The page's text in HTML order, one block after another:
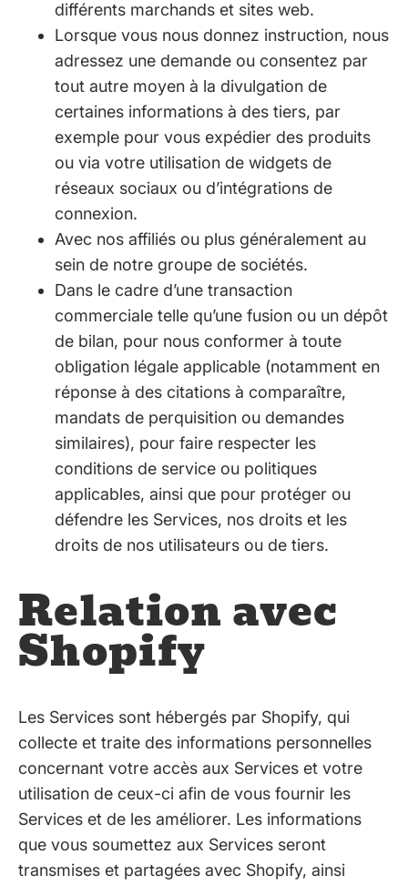
différents marchands et sites web.
Lorsque vous nous donnez instruction, nous
adressez une demande ou consentez par
tout autre moyen à la divulgation de
certaines informations à des tiers, par
exemple pour vous expédier des produits
ou via votre utilisation de widgets de
réseaux sociaux ou d’intégrations de
connexion.
Avec nos affiliés ou plus généralement au
sein de notre groupe de sociétés.
Dans le cadre d’une transaction
commerciale telle qu’une fusion ou un dépôt
de bilan, pour nous conformer à toute
obligation légale applicable (notamment en
réponse à des citations à comparaître,
mandats de perquisition ou demandes
similaires), pour faire respecter les
conditions de service ou politiques
applicables, ainsi que pour protéger ou
défendre les Services, nos droits et les
droits de nos utilisateurs ou de tiers.
Relation avec
Shopify
Les Services sont hébergés par Shopify, qui
collecte et traite des informations personnelles
concernant votre accès aux Services et votre
utilisation de ceux-ci afin de vous fournir les
Services et de les améliorer. Les informations
que vous soumettez aux Services seront
transmises et partagées avec Shopify, ainsi